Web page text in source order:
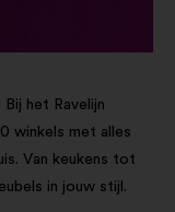
het Ravelijn
winkels met alles
Van keukens tot
in jouw stijl.